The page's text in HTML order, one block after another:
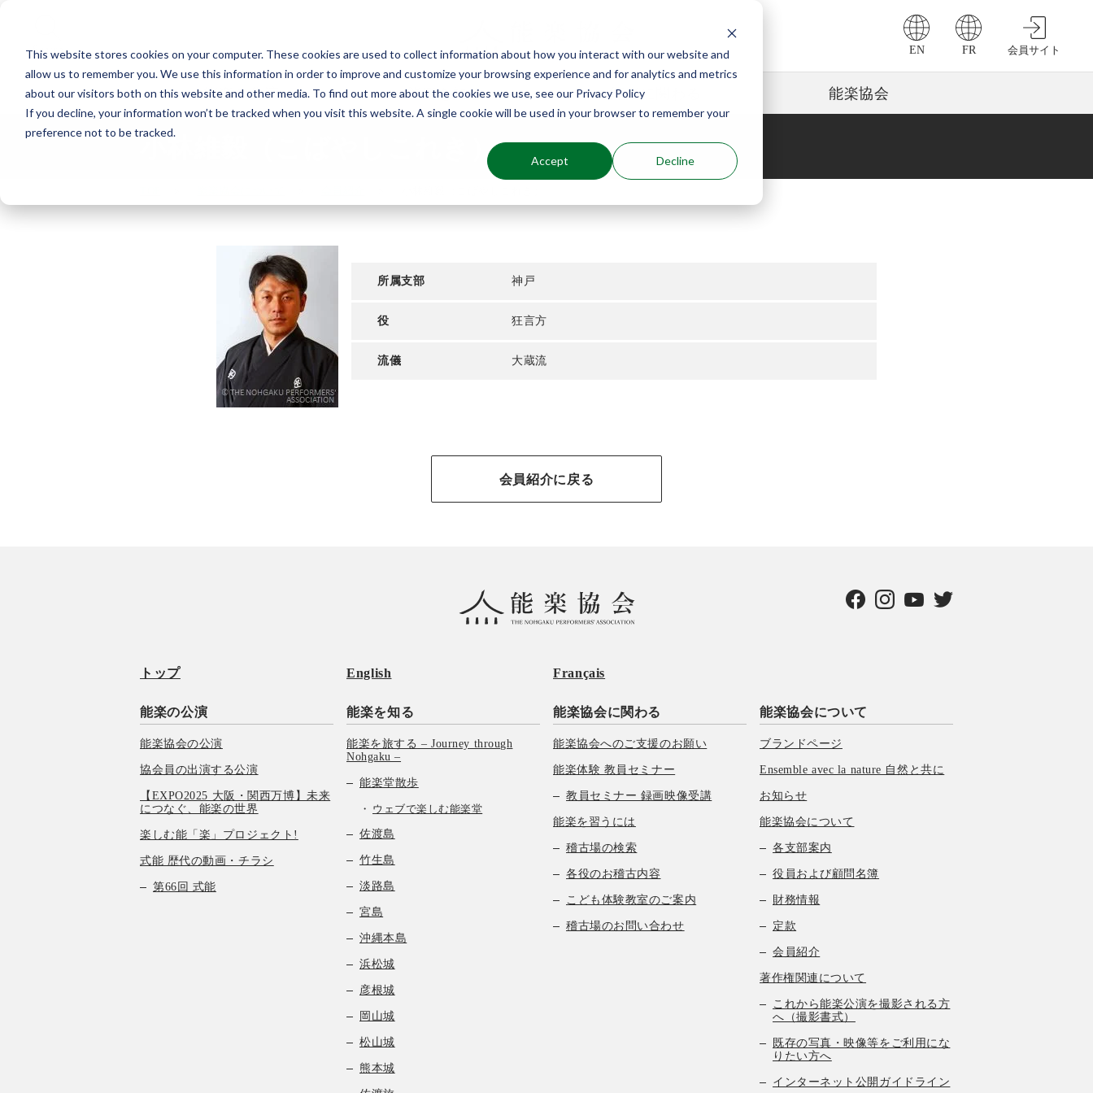
This website stores cookies on your computer. These cookies are used to collect information about how you interact with our website and
allow us to remember you. We use this information in order to improve and customize your browsing experience and for analytics and metrics
about our visitors both on this website and other media. To find out more about the cookies we use, see our Privacy Policy
If you decline, your information won’t be tracked when you visit this website. A single cookie will be used in your browser to remember your
preference not to be tracked.
Accept Decline
Search EN FR 会員サイト
能楽の公演 能楽を知る 能楽に関わる 能楽協会
小林維毅（こばやしこれき）
所属支部 神戸
役 狂言方
流儀 大蔵流
会員紹介に戻る
トップ English Français
能楽の公演
能楽協会の公演
協会員の出演する公演
【EXPO2025 大阪・関西万博】未来
につなぐ、能楽の世界
楽しむ能「楽」プロジェクト!
式能 歴代の動画・チラシ
第66回 式能
能楽を知る
能楽を旅する – Journey through
Nohgaku –
能楽堂散歩
ウェブで楽しむ能楽堂
佐渡島
竹生島
淡路島
宮島
沖縄本島
浜松城
彦根城
岡山城
松山城
熊本城
能楽協会に関わる
能楽協会へのご支援のお願い
能楽体験 教員セミナー
教員セミナー 録画映像受講
能楽を習うには
稽古場の検索
各役のお稽古内容
こども体験教室のご案内
稽古場のお問い合わせ
能楽協会について
ブランドページ
Ensemble avec la nature 自然と共に
お知らせ
能楽協会について
各支部案内
役員および顧問名簿
財務情報
定款
会員紹介
著作権関連について
これから能楽公演を撮影される方
へ（撮影書式）
既存の写真・映像等をご利用にな
りたい方へ
インターネット公開ガイドライン